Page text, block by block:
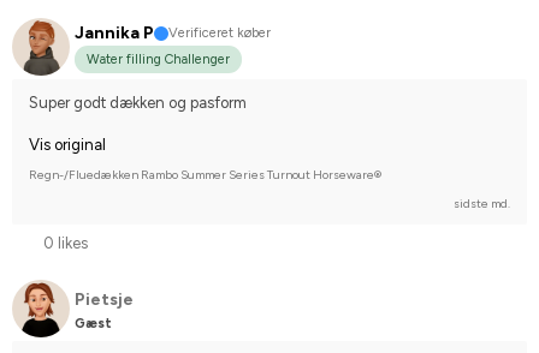
Jannika P
Verificeret køber
Water filling Challenger
Super godt dækken og pasform
Vis original
Regn-/Fluedækken Rambo Summer Series Turnout Horseware®
sidste md.
0 likes
Pietsje
Gæst